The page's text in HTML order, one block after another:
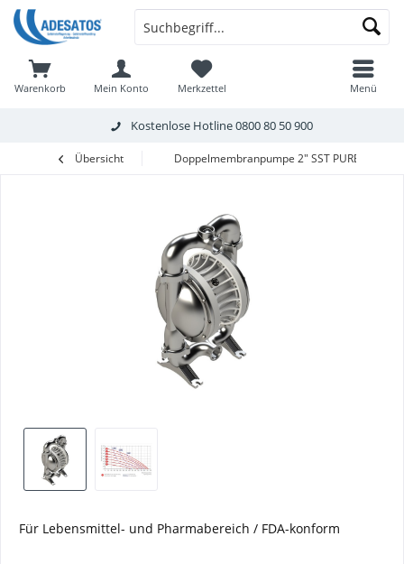
Kostenlose Hotline0800 80 50 900
Warenkorb Merkzettel
Mein Konto Menü
Übersicht Doppelmembranpumpe 2" SST PURE,
Für Lebensmittel- und Pharmabereich / FDA-konform